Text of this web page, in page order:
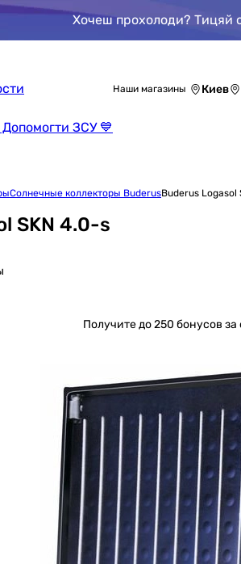
Хочеш прохолоди? Тицяй
Допомогти ЗСУ 💙
Наши магазины Киев
Солнечные коллекторы BuderusBuderus Logasol
SKN 4.0-s
Получитедо 250 бонусов за